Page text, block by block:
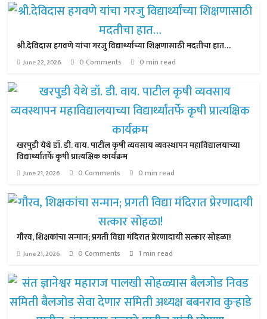
श्री.देविदास हगवणे यांचा गरजु विद्यार्थ्यांच्या शिक्षणासाठी मदतीचा हात…
June 22, 2026 0 Comments 0 min read
खरपुडी येथे डॉ. डी. वाय. पाटील कृषी व्यवसाय व्यवस्थापन महाविद्यालयाच्या
विद्यार्थ्यांतर्फे कृषी प्रात्यक्षिक कार्यक्रम
June 21, 2026 0 Comments 0 min read
गौरव, शिक्षकांचा सन्मान; प्रगती विद्या मंदिरात प्रेरणादायी सत्कार सोहळा!
June 21, 2026 0 Comments 1 min read